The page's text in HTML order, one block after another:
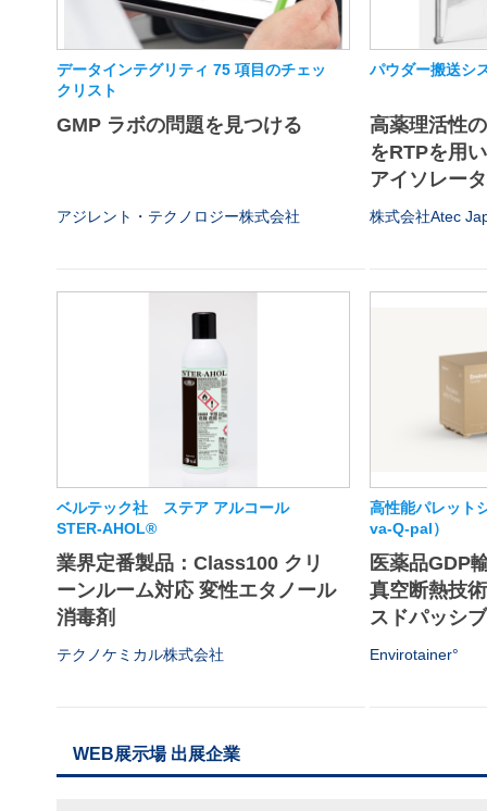
データインテグリティ 75 項目のチェッ
クリスト
GMP ラボの問題を見つける
アジレント・テクノロジー株式会社
パウダー搬送シ
高薬理活性
をRTPを用
アイソレー
株式会社Atec
ベルテック社 ステア アルコール
STER-AHOL®
業界定番製品：Class100 クリ
ーンルーム対応 変性エタノール
消毒剤
テクノケミカル株式会社
高性能パレッ
va-Q-pal）
医薬品GDP
真空断熱技
スドパッシ
Envirotainer°
WEB展示場 出展企業